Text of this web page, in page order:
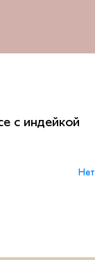
с индейкой